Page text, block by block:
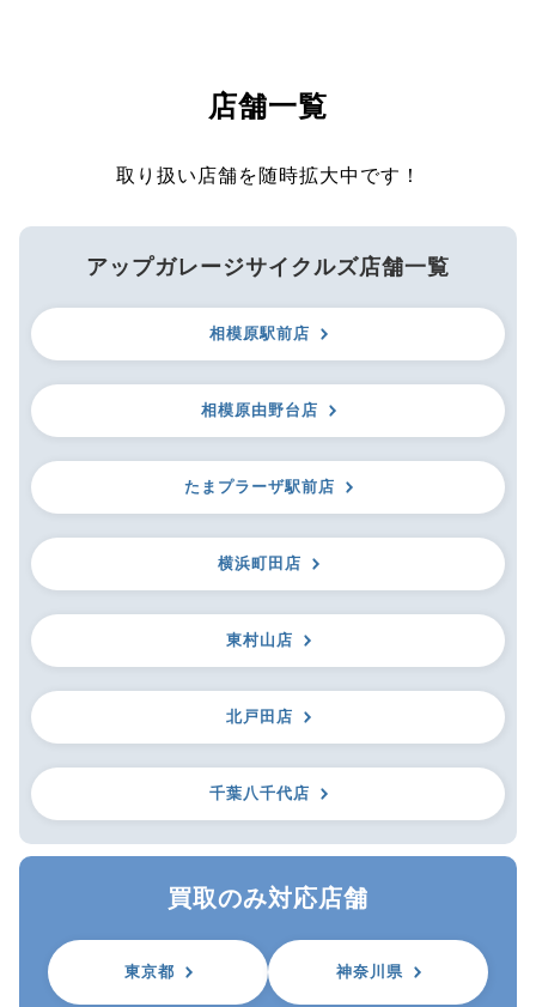
店舗一覧
取り扱い店舗を随時拡大中です！
アップガレージサイクルズ店舗一覧
相模原駅前店
相模原由野台店
たまプラーザ駅前店
横浜町田店
東村山店
北戸田店
千葉八千代店
買取のみ対応店舗
東京都 神奈川県